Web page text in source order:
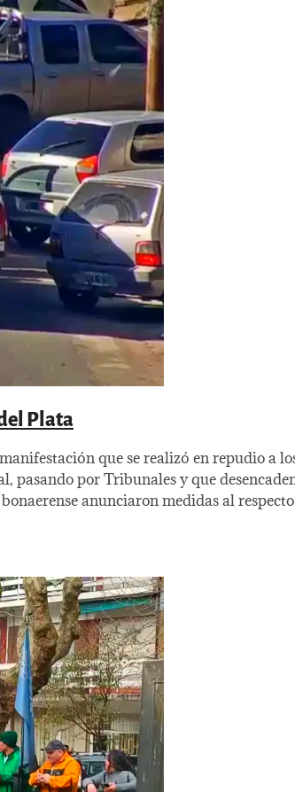
Plata
que se realizó en repudio a
pasando por Tribunales y que
anunciaron medidas al